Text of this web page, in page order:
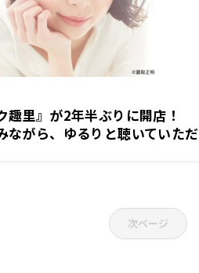
趣里』が2年半ぶりに開店！
ながら、ゆるりと聴いていただ
次ページ